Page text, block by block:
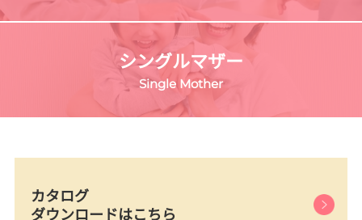
シングルマザー
Single Mother
カタログ
ダウンロードはこちら